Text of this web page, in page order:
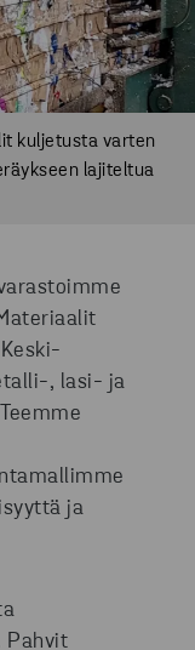
kuljetusta varten
lajiteltua
, lasi- ja
ja
Pahvit